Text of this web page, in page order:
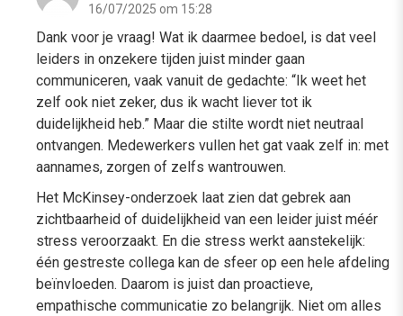
16/07/2025 om 15:28
Dank voor je vraag! Wat ik daarmee bedoel, is dat veel
leiders in onzekere tijden juist minder gaan
communiceren, vaak vanuit de gedachte: “Ik weet het
zelf ook niet zeker, dus ik wacht liever tot ik
duidelijkheid heb.” Maar die stilte wordt niet neutraal
ontvangen. Medewerkers vullen het gat vaak zelf in: met
aannames, zorgen of zelfs wantrouwen.
Het McKinsey-onderzoek laat zien dat gebrek aan
zichtbaarheid of duidelijkheid van een leider juist méér
stress veroorzaakt. En die stress werkt aanstekelijk:
één gestreste collega kan de sfeer op een hele afdeling
beïnvloeden. Daarom is juist dan proactieve,
empathische communicatie zo belangrijk. Niet om alles